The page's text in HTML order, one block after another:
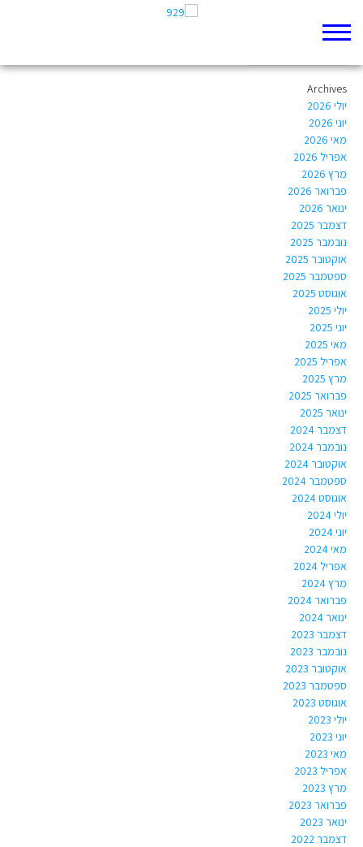
shani.ankri06@boyar.org.il
Archives
יולי 2026
יוני 2026
מאי 2026
אפריל 2026
מרץ 2026
פברואר 2026
ינואר 2026
דצמבר 2025
נובמבר 2025
אוקטובר 2025
ספטמבר 2025
אוגוסט 2025
יולי 2025
יוני 2025
מאי 2025
אפריל 2025
מרץ 2025
פברואר 2025
ינואר 2025
דצמבר 2024
נובמבר 2024
אוקטובר 2024
ספטמבר 2024
אוגוסט 2024
יולי 2024
יוני 2024
מאי 2024
אפריל 2024
מרץ 2024
פברואר 2024
ינואר 2024
דצמבר 2023
נובמבר 2023
אוקטובר 2023
ספטמבר 2023
אוגוסט 2023
יולי 2023
יוני 2023
מאי 2023
אפריל 2023
מרץ 2023
פברואר 2023
ינואר 2023
דצמבר 2022